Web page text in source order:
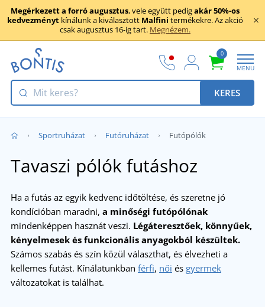
Megérkezett a forró augusztus, vele együtt pedigakár 50%-os
kedvezményt kínálunk a kiválasztott Malfini termékekre. Az akció
csak augusztus 16-ig tart. Megnézem.
0
MENU
KERES
Sportruházat Futóruházat Futópólók
Tavaszi pólók futáshoz
Ha a futás az egyik kedvenc időtöltése, és szeretne jó
kondícióban maradni, a minőségi futópólónak
mindenképpen hasznát veszi. Légáteresztőek, könnyűek,
kényelmesek és funkcionális anyagokból készültek.
Számos szabás és szín közül választhat, és élvezheti a
kellemes futást. Kínálatunkban férfi, női és gyermek
változatokat is találhat.